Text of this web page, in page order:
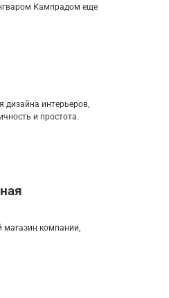
Кампрадом еще
дизайна интерьеров,
и простота.
компании,